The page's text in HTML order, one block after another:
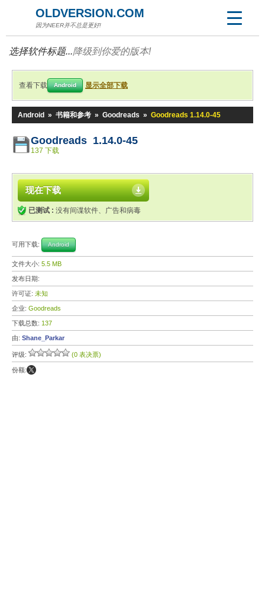
OLDVERSION.COM
因为NEER并不总是更好!
选择软件标题...降级到你爱的版本!
查看下载 Android 显示全部下载
Android » 书籍和参考 » Goodreads » Goodreads 1.14.0-45
Goodreads 1.14.0-45
137 下载
现在下载
已测试 : 没有间谍软件、广告和病毒
可用下载: Android
文件大小: 5.5 MB
发布日期:
许可证: 未知
企业: Goodreads
下载总数: 137
由: Shane_Parkar
评级: (0 表决票)
份额: